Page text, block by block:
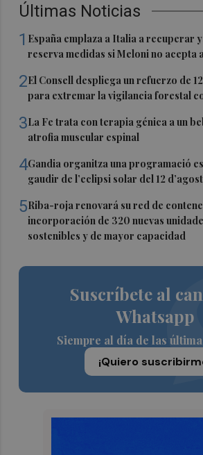
Últimas Noticias
1 España emplaza a Italia a recuperar
reserva medidas si Meloni no acepta
2El Consell despliega un refuerzo de
para extremar la vigilancia forestal
3La Fe trata con terapia génica a un
atrofia muscular espinal
4Gandia organitza una programació
gaudir de l’eclipsi solar del 12 d’agost
5Riba-roja renovará su red de
incorporación de 320 nuevas
sostenibles y de mayor capacidad
Suscríbete al
Whatsapp
Siempre al día de las
¡Quiero